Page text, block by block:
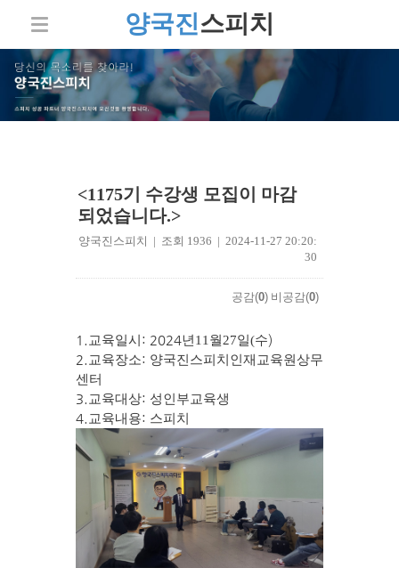
양국진스피치
<1175기 수강생 모집이 마감
되었습니다.>
양국진스피치 | 조회 1936 | 2024-11-27 20:20:
30
공감(0) 비공감(0)
1.교육일시 : 2024년11월27일(수)
2.교육장소: 양국진스피치인재교육원상무
센터
3.교육대상: 성인부교육생
4.교육내용: 스피치